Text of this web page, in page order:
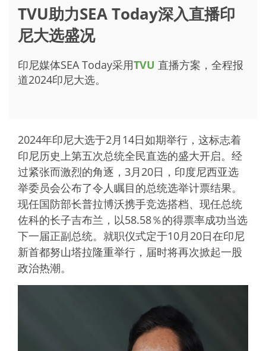
TVU助力SEA Today深入直播印
尼大选盛况
印尼媒体SEA Today采用TVU 直播方案，全程报
道2024印尼大选。
2024年印尼大选于2月14日如期举行，这标志着
印尼历史上第五次总统全民直选的盛大开启。经
过紧张而激烈的角逐，3月20日，印度尼西亚选
举委员会公布了令人瞩目的总统选举计票结果。
现任国防部长普拉博沃携手竞选搭档、现任总统
佐科的长子吉布兰，以58.58％的得票率成功当选
下一届正副总统。就职仪式定于10月20日在印尼
新首都努山塔拉隆重举行，届时将再次掀起一股
政治热潮。